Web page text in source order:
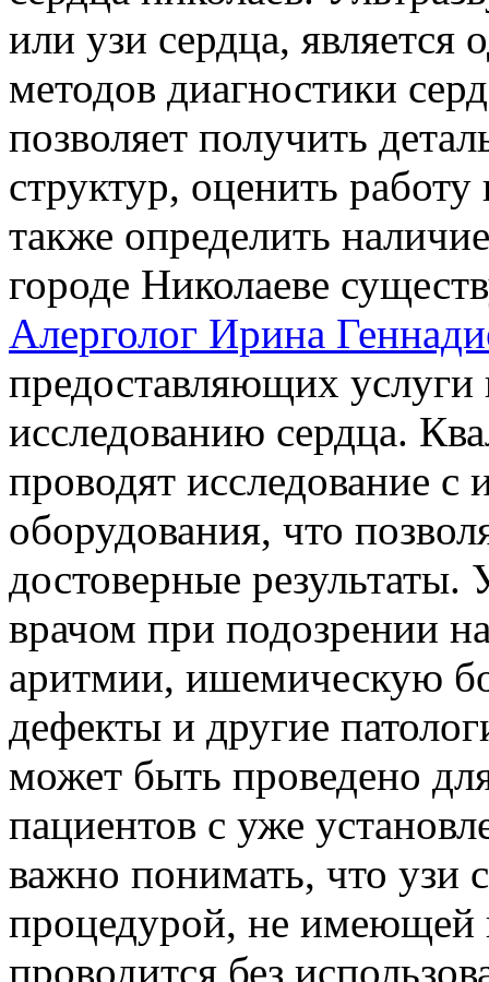
или узи сердца,
методов диагностики
позволяет получить
структур, оценить
также определить
городе Николаеве
Алерголог Ирина
предоставляющих услуги
исследованию сердца.
проводят исследование с
оборудования, что
достоверные результаты.
врачом при подозрении
аритмии, ишемическую
дефекты и другие
может быть проведено
пациентов с уже
важно понимать, что узи
процедурой, не имеющей
проводится без